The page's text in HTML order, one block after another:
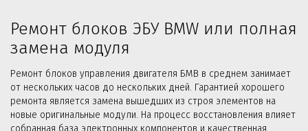
Ремонт блоков ЭБУ BMW или полная
замена модуля
Ремонт блоков управления двигателя БМВ в среднем занимает
от нескольких часов до нескольких дней. Гарантией хорошего
ремонта является замена вышедших из строя элементов на
новые оригинальные модули. На процесс восстановления влияет
собранная база электронных компонентов и качественная